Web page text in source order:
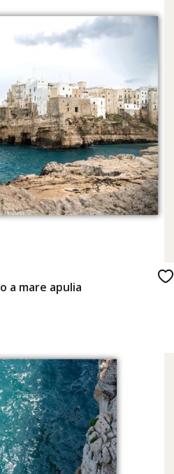
a mare apulia